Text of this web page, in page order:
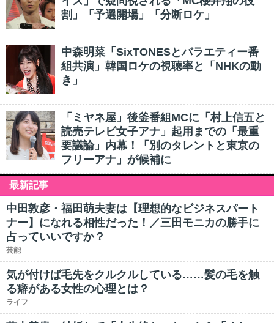
割」「予選開場」「分断ロケ」
中森明菜「SixTONESとバラエティー番
組共演」韓国ロケの視聴率と「NHKの動
き」
「ミヤネ屋」後釜番組MCに「村上信五と
読売テレビ女子アナ」起用までの「最重
要議論」内幕！「別のタレントと東京の
フリーアナ」が候補に
最新記事
中田敦彦・福田萌夫妻は【理想的なビジネスパート
ナー】になれる相性だった！／三田モニカの勝手に
占っていいですか？
芸能
気が付けば毛先をクルクルしている……髪の毛を触
る癖がある女性の心理とは？
ライフ